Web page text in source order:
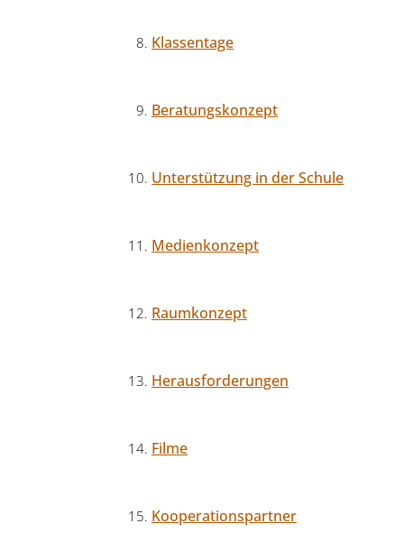
Klassentage
Beratungskonzept
Unterstützung in der Schule
Medienkonzept
Raumkonzept
Herausforderungen
Filme
Kooperationspartner